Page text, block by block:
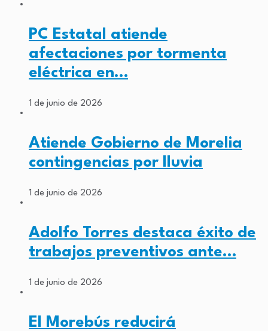
PC Estatal atiende
afectaciones por tormenta
eléctrica en…
1 de junio de 2026
Atiende Gobierno de Morelia
contingencias por lluvia
1 de junio de 2026
Adolfo Torres destaca éxito de
trabajos preventivos ante…
1 de junio de 2026
El Morebús reducirá